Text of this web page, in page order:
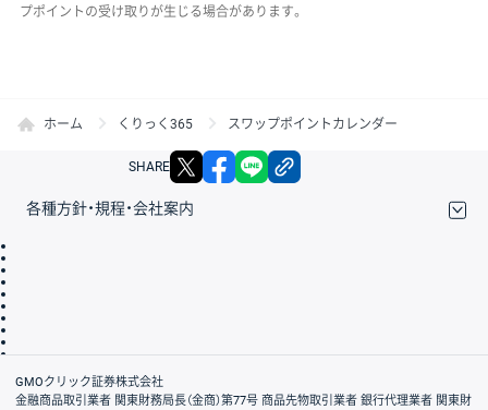
プポイントの受け取りが生じる場合があります。
ホーム くりっく365 スワップポイントカレンダー
SHARE X facebook
各種方針・規程・会社案内
会社案内
GMOクリック証券株式会社
金融商品取引業者 関東財務局長（金商）第77号 商品先物取引業者 銀行代理業者 関東財